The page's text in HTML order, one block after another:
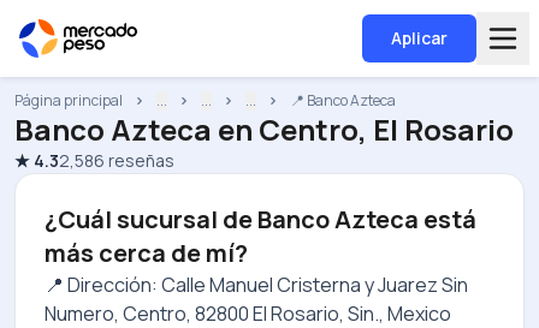
Aplicar
Página principal ... ... ... 📍 Banco Azteca
Banco Azteca en Centro, El Rosario
★ 4.32,586 reseñas
¿Cuál sucursal de Banco Azteca está
más cerca de mí?
📍 Dirección: Calle Manuel Cristerna y Juarez Sin
Numero, Centro, 82800 El Rosario, Sin., Mexico